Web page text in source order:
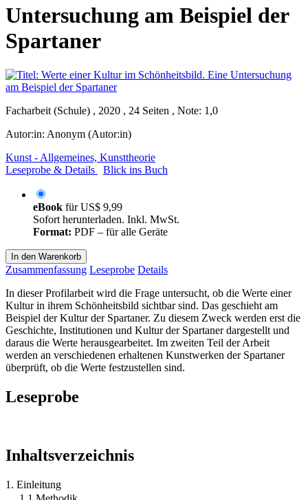
Untersuchung am Beispiel der
Spartaner
Facharbeit (Schule) , 2020 , 24 Seiten , Note: 1,0
Autor:in: Anonym (Autor:in)
Kunst - Allgemeines, Kunsttheorie
Leseprobe & Details
Blick ins Buch
eBook fürUS$ 9,99
Sofort herunterladen. Inkl. MwSt.
Format: PDF – für alle Geräte
In den Warenkorb
Zusammenfassung Leseprobe Details
In dieser Profilarbeit wird die Frage untersucht, ob die Werte einer
Kultur in ihrem Schönheitsbild sichtbar sind. Das geschieht am
Beispiel der Kultur der Spartaner. Zu diesem Zweck werden erst die
Geschichte, Institutionen und Kultur der Spartaner dargestellt und
daraus die Werte herausgearbeitet. Im zweiten Teil der Arbeit
werden an verschiedenen erhaltenen Kunstwerken der Spartaner
überprüft, ob die Werte festzustellen sind.
Leseprobe
Inhaltsverzeichnis
1. Einleitung